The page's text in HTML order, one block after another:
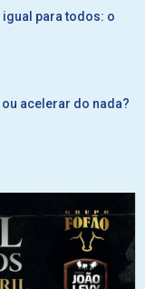
para todos: o
ou acelerar do nada?